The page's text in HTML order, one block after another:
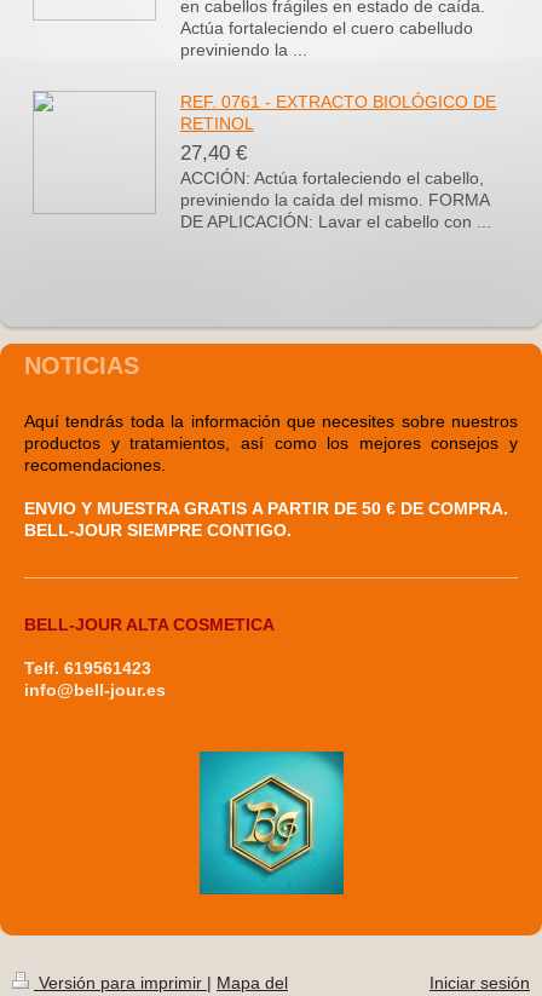
en cabellos frágiles en estado de caída.
Actúa fortaleciendo el cuero cabelludo
previniendo la ...
REF. 0761 - EXTRACTO BIOLÓGICO DE
RETINOL
27,40 €
ACCIÓN: Actúa fortaleciendo el cabello,
previniendo la caída del mismo. FORMA
DE APLICACIÓN: Lavar el cabello con ...
NOTICIAS
Aquí tendrás toda la información que necesites sobre nuestros
productos y tratamientos, así como los mejores consejos y
recomendaciones.
ENVIO Y MUESTRA GRATIS A PARTIR DE 50 € DE COMPRA.
BELL-JOUR SIEMPRE CONTIGO.
BELL-JOUR ALTA COSMETICA
Telf. 619561423
info@bell-jour.es
Versión para imprimir | Mapa del Iniciar sesión